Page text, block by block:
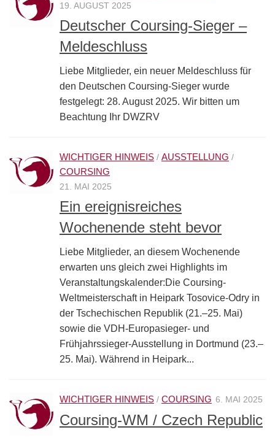
19. AUGUST 2025
Deutscher Coursing-Sieger –
Meldeschluss
Liebe Mitglieder, ein neuer Meldeschluss für
den Deutschen Coursing-Sieger wurde
festgelegt: 28. August 2025. Wir bitten um
Beachtung Ihr DWZRV
WICHTIGER HINWEIS / AUSSTELLUNG /
COURSING
21. MAI 2025
Ein ereignisreiches
Wochenende steht bevor
Liebe Mitglieder, an diesem Wochenende
erwarten uns gleich zwei Highlights im
Veranstaltungskalender:Die Coursing-
Weltmeisterschaft in Heipark Tosovice-Odry in
der Tschechischen Republik (21.–25. Mai)
sowie die VDH-Europasieger- und
Frühjahrssieger-Ausstellung in Dortmund (23.–
25. Mai). Während in Heipark...
WICHTIGER HINWEIS / COURSING 6. MAI 2025
Coursing-WM / Czech Republic